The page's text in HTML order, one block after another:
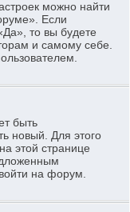
можно найти
Если
то вы будете
и самому себе.
быть
новый. Для этого
этой странице
на форум.